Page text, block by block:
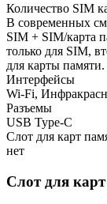
Количество SIM
В современных
SIM + SIM/карта
только для SIM,
для карты памяти.
Интерфейсы
Wi-Fi,
Разъемы
USB Type-C
Слот для карт
нет
Слот для